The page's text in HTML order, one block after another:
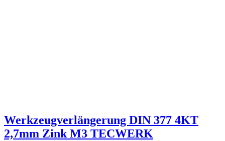
Produkte zeigen10
Werkzeugverlängerung DIN 377 4KT
2,7mm Zink M3 TECWERK